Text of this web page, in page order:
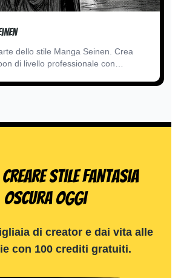
dello stile Manga Seinen. Crea
di livello professionale con
all'avanguardia di conversione testo
creare Stile fantasia
oscura oggi
di creator e dai vita alle
con 100 crediti gratuiti.